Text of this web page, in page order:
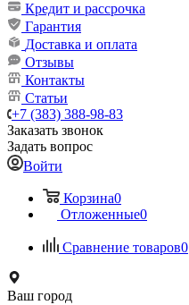
Кредит и рассрочка
Гарантия
Доставка и оплата
Отзывы
Контакты
Статьи
+7 (383) 388-98-83
Заказать звонок
Задать вопрос
Войти
Корзина0
Отложенные0
Сравнение товаров0
Ваш город